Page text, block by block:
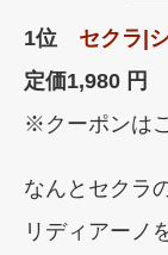
1位 セクラ|
定価1,980 円
※クーポンは
なんとセクラ
リディアーノ